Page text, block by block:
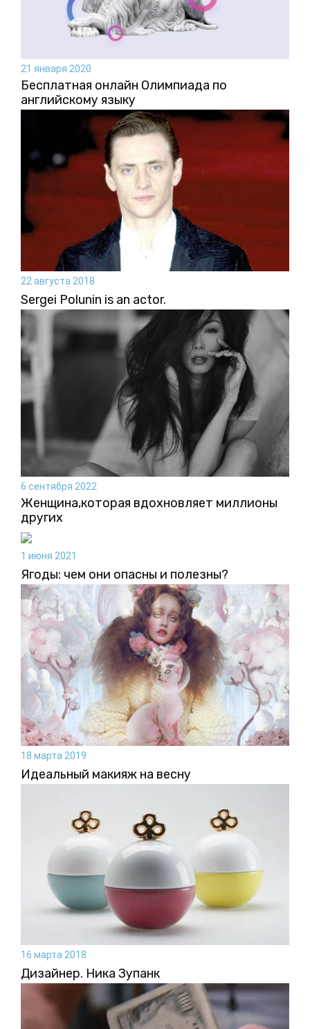
21 января 2020
Бесплатная онлайн Олимпиада по
английскому языку
22 августа 2018
Sergei Polunin is an actor.
6 сентября 2022
Женщина,которая вдохновляет миллионы
других
1 июня 2021
Ягоды: чем они опасны и полезны?
18 марта 2019
Идеальный макияж на весну
16 марта 2018
Дизайнер. Ника Зупанк